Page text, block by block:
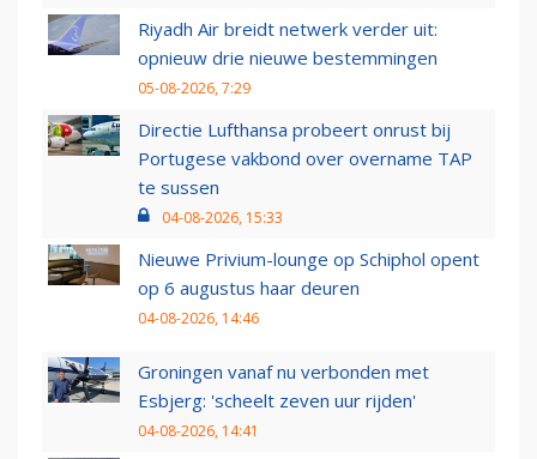
Riyadh Air breidt netwerk verder uit:
opnieuw drie nieuwe bestemmingen
05-08-2026, 7:29
Directie Lufthansa probeert onrust bij
Portugese vakbond over overname TAP
te sussen
04-08-2026, 15:33
Nieuwe Privium-lounge op Schiphol opent
op 6 augustus haar deuren
04-08-2026, 14:46
Groningen vanaf nu verbonden met
Esbjerg: 'scheelt zeven uur rijden'
04-08-2026, 14:41